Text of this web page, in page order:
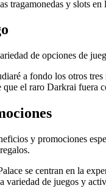
tragamonedas y slots en
de opciones de
a fondo los otros
que el raro Darkrai fuera
y promociones
se centran en la
variedad de juegos y